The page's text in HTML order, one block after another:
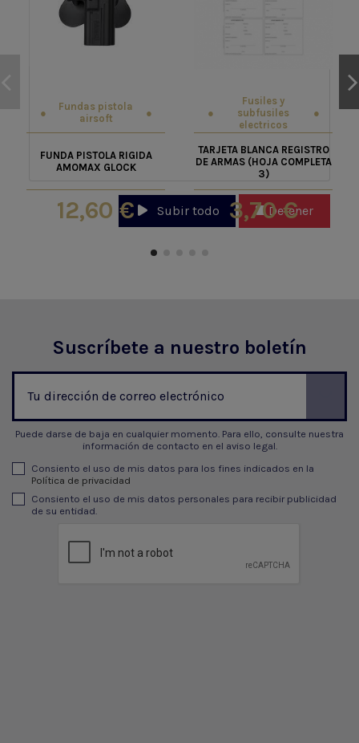
Subir todo Detener
Fundas pistola
airsoft
FUNDA PISTOLA RIGIDA
AMOMAX GLOCK
12,60 €
Fusiles y
subfusiles
electricos
TARJETA BLANCA REGISTRO
DE ARMAS (HOJA COMPLETA
3)
3,70 €
Suscríbete a nuestro boletín
Puede darse de baja en cualquier momento. Para ello, consulte nuestra
información de contacto en el aviso legal.
Consiento el uso de mis datos para los fines indicados en la
Política de privacidad
Consiento el uso de mis datos personales para recibir publicidad
de su entidad.